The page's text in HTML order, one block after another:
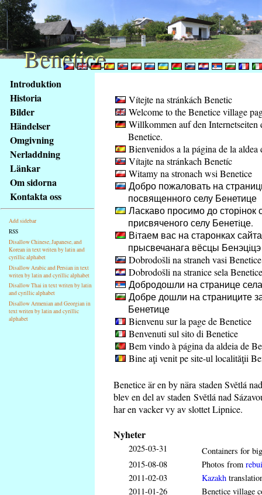
obsah
stránky
Klávesové
zkratky
tomto
webu
základní
Hlavní
strana
Introduktion
Historia
Bilder
Händelser
Omgivning
Nerladdning
Länkar
Om sidorna
Kontakta oss
Add sidebar
RSS
Disallow Chinese, Japanese, and
Korean in text writen by latin and
cyrillic alphabet
Disallow Arabic and Persian in text
writen by latin and cyrillic alphabet
Disallow Thai in text writen by latin
and cyrillic alphabet
Disallow Armenian and Georgian in
text writen by latin and cyrillic
alphabet
Vítejte na stránkách Benetic
Welcome to the Benetice village
Willkommen auf den Internetseiten
Benetice.
Bienvenidos a la página de la aldea
Vítajte na stránkach Benetíc
Witamy na stronach wsi Benetice
Добро пожаловать на
посвященного селу Бенетице
Ласкаво просимо до сторінок
присвяченого селу Бенетiце.
Вiтаем вас на старонках
прысвечанага вёсцы Бенэцiцэ
Dobrodošli na straneh vasi Benetice
Dobrodošli na stranice sela Benetice
Добродошли на странице
Добре дошли на страниците
Бенетице
Bienvenu sur la page de Benetice
Benvenuti sul sito di Benetice
Bem vindo à página da aldeia de
Bine aţi venit pe site-ul localităţii
Benetice är en by nära staden Světlá
blev en del av staden Světlá nad
har en vacker vy av slottet Lipnice.
Nyheter
2025-03-31
Containers for
2015-08-08
Photos from
2011-02-03
Kazakh
2011-01-26
Benetice village
Benetice
Benetice